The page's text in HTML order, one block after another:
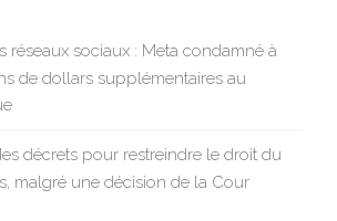
réseaux sociaux : Meta condamné à
de dollars supplémentaires au
décrets pour restreindre le droit du
malgré une décision de la Cour